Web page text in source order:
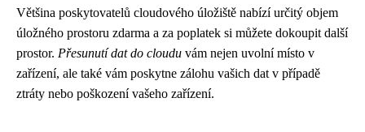
Většina poskytovatelů cloudového úložiště nabízí určitý objem
úložného prostoru zdarma a za poplatek si můžete dokoupit další
prostor. Přesunutí dat do cloudu vám nejen uvolní místo v
zařízení, ale také vám poskytne zálohu vašich dat v případě
ztráty nebo poškození vašeho zařízení.